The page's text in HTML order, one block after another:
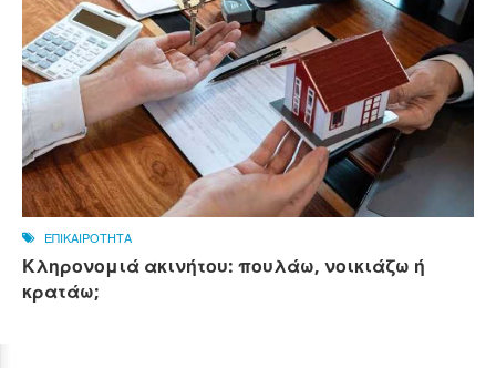
ΕΠΙΚΑΙΡΟΤΗΤΑ
Κληρονομιά ακινήτου: πουλάω, νοικιάζω ή
κρατάω;